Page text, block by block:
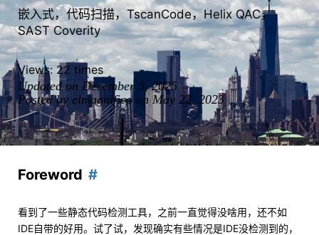
嵌入式，代码扫描，TscanCode，Helix QAC，
SAST Coverity
Views:22 times
Updated on December 3, 2025
Posted by elmagnifico on May 22, 2023
Foreword
看到了一些静态代码检测工具，之前一直觉得没啥用，还不如
IDE自带的好用。试了试，发现确实有些情况是IDE没检测到的，